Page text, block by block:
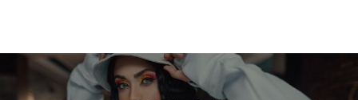
Navigation